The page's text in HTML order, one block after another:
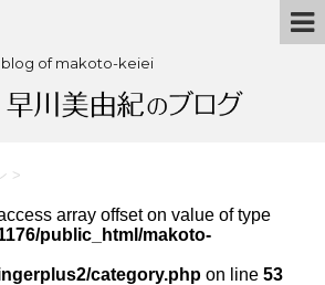
blog of makoto-keiei
>
array offset on value of type
public_html/makoto-
category.php on line 53